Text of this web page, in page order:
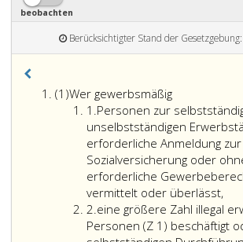
beobachten
Berücksichtigter Stand der
(1)Absatz
eins
Wer gewerbsmäßig
1.Ziffer
eins
Personen zur
unselbstständigen
erforderliche Anmeldung zur
Sozialversicherung oder
erforderliche
vermittelt oder überlässt,
2.Ziffer
2
eine größere Zahl illegal
Personen (Z 1) beschäftigt